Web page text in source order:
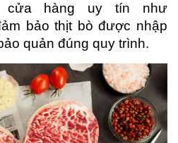
cửa hàng uy tín như
bảo thịt bò được nhập
quản đúng quy trình.